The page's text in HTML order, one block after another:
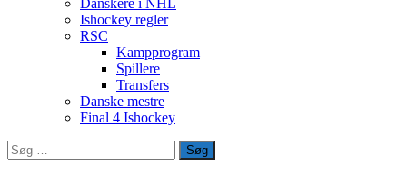
Danskere i NHL
Ishockey regler
RSC
Kampprogram
Spillere
Transfers
Danske mestre
Final 4 Ishockey
Søg
efter: